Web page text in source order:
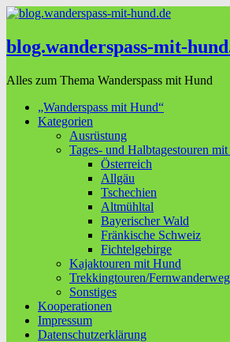
blog.wanderspass-mit-
Alles zum Thema Wanderspass mit Hund
„Wanderspass mit Hund“
Kategorien
Ausrüstung
Tages- und Halbtagestouren
Österreich
Allgäu
Tschechien
Altmühltal
Bayerischer Wald
Fränkische Schweiz
Fichtelgebirge
Kajaktouren mit Hund
Trekkingtouren/
Sonstiges
Kooperationen
Impressum
Datenschutzerklärung